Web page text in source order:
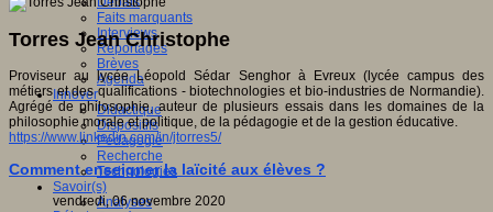
Faits marquants
Interviews
Reportages
Brèves
Agenda
Innover
Didactique
Dispositifs
Pédagogie
Recherche
Technologies
Savoir(s)
Analyses
Torres Jean Christophe
Proviseur au lycée Léopold Sédar Senghor à Evreux (lycée campus des
métiers et des qualifications - biotechnologies et bio-industries de Normandie).
Agrégé de philosophie, auteur de plusieurs essais dans les domaines de la
philosophie morale et politique, de la pédagogie et de la gestion éducative.
https://www.linkedin.com/in/jtorres5/
Comment enseigner la laïcité aux élèves ?
vendredi, 06 novembre 2020